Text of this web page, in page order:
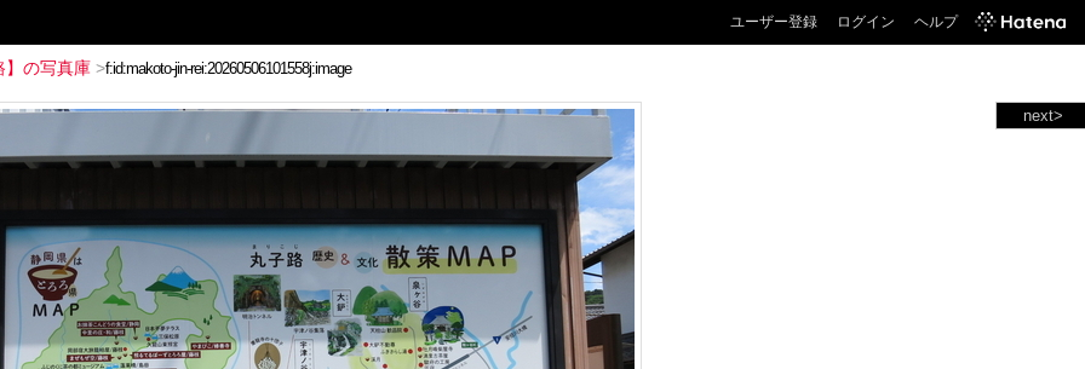
ユーザー登録 ログイン ヘルプ
】の写真庫 >
next>